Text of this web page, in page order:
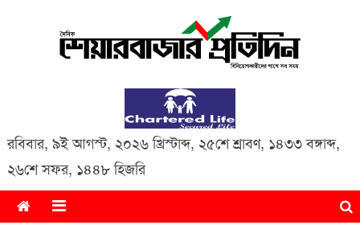
Daily Share Bazar Protidin
রবিবার, ৯ই আগস্ট, ২০২৬ খ্রিস্টাব্দ, ২৫শে শ্রাবণ, ১৪৩৩ বঙ্গাব্দ,
২৬শে সফর, ১৪৪৮ হিজরি